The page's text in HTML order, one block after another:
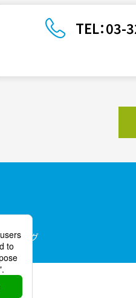
TEL：
ディング